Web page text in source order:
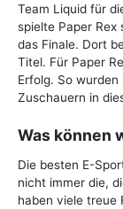
Team Liquid für
spielte Paper Rex
das Finale. Dort
Titel. Für Paper
Erfolg. So
Zuschauern in
Was können
Die besten E-
nicht immer die,
haben viele treue